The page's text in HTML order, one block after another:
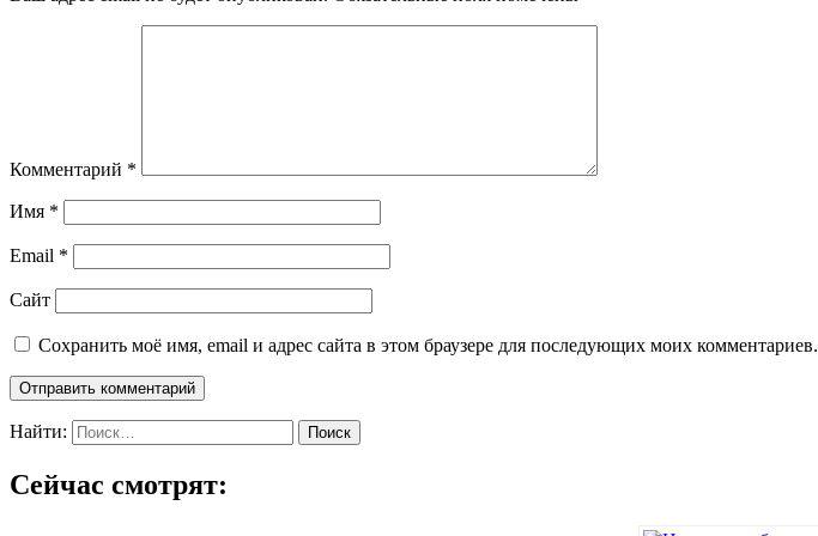
Комментарий *
Имя *
Email *
Сайт
Сохранить моё имя, email и адрес сайта в этом браузере для последующих моих комментариев.
Найти:
Сейчас смотрят: